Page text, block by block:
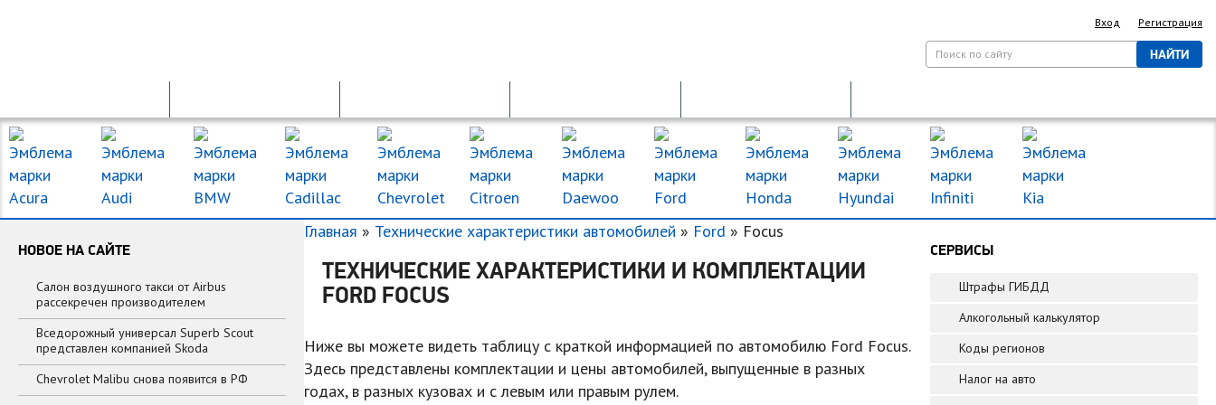
Вход Регистрация
НАЙТИ
Главная » Технические характеристики автомобилей » Ford » Focus
ТЕХНИЧЕСКИЕ ХАРАКТЕРИСТИКИ И КОМПЛЕКТАЦИИ
FORD FOCUS
Ниже вы можете видеть таблицу с краткой информацией по автомобилю Ford Focus.
Здесь представлены комплектации и цены автомобилей, выпущенные в разных
годах, в разных кузовах и с левым или правым рулем.
НОВОЕ НА САЙТЕ
Салон воздушного такси от Airbus
рассекречен производителем
Вседорожный универсал Superb Scout
представлен компанией Skoda
Chevrolet Malibu снова появится в РФ
СЕРВИСЫ
Штрафы ГИБДД
Алкогольный калькулятор
Коды регионов
Налог на авто